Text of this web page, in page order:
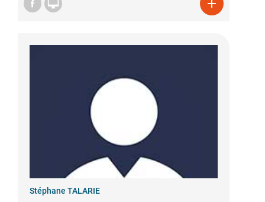
 
Stéphane TALARIE